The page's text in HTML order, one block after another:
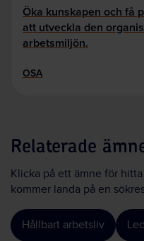
Öka kunskapen och få
att utveckla den
arbetsmiljön.
OSA
Relaterade
Klicka på ett ämne för
kommer landa på en
Hållbart arbetsliv